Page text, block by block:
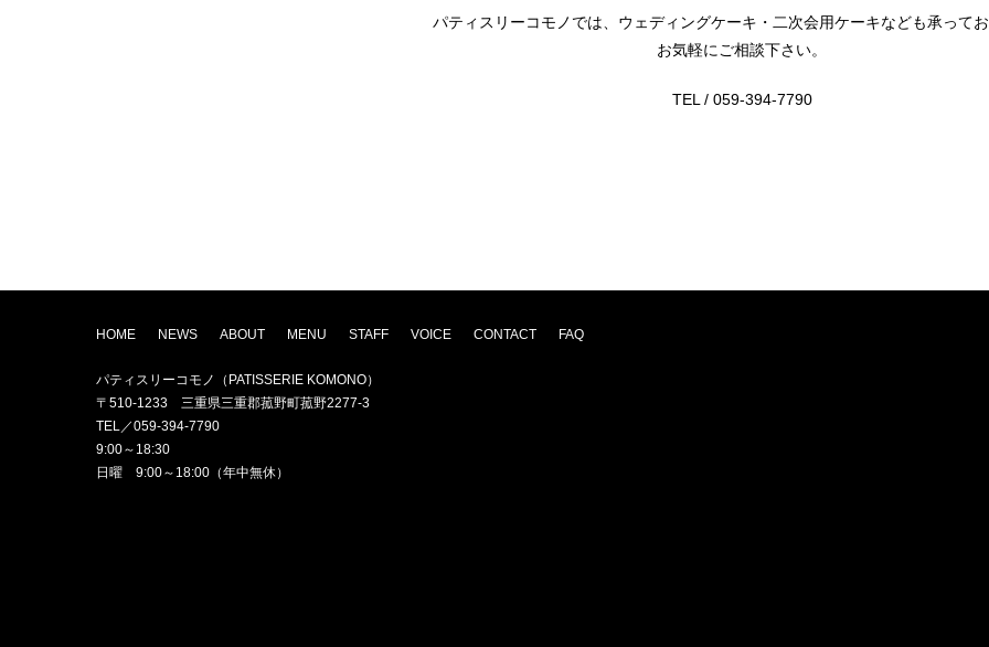
パティスリーコモノでは、ウェディングケーキ・二次会用ケーキなども承って
お気軽にご相談下さい。
TEL / 059-394-7790
HOME NEWS ABOUT MENU STAFF VOICE CONTACT FAQ
パティスリーコモノ（PATISSERIE KOMONO）
〒510-1233 三重県三重郡菰野町菰野2277-3
TEL／059-394-7790
9:00～18:30
日曜 9:00～18:00（年中無休）